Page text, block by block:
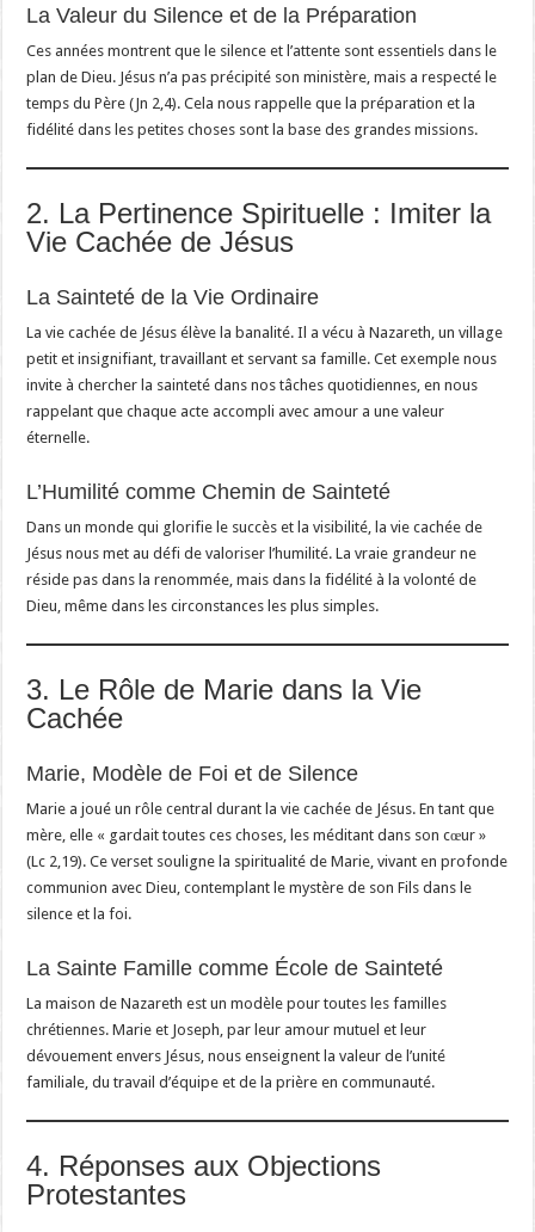
La Valeur du Silence et de la Préparation
Ces années montrent que le silence et l’attente sont essentiels dans le
plan de Dieu. Jésus n’a pas précipité son ministère, mais a respecté le
temps du Père (Jn 2,4). Cela nous rappelle que la préparation et la
fidélité dans les petites choses sont la base des grandes missions.
2. La Pertinence Spirituelle : Imiter la
Vie Cachée de Jésus
La Sainteté de la Vie Ordinaire
La vie cachée de Jésus élève la banalité. Il a vécu à Nazareth, un village
petit et insignifiant, travaillant et servant sa famille. Cet exemple nous
invite à chercher la sainteté dans nos tâches quotidiennes, en nous
rappelant que chaque acte accompli avec amour a une valeur
éternelle.
L’Humilité comme Chemin de Sainteté
Dans un monde qui glorifie le succès et la visibilité, la vie cachée de
Jésus nous met au défi de valoriser l’humilité. La vraie grandeur ne
réside pas dans la renommée, mais dans la fidélité à la volonté de
Dieu, même dans les circonstances les plus simples.
3. Le Rôle de Marie dans la Vie
Cachée
Marie, Modèle de Foi et de Silence
Marie a joué un rôle central durant la vie cachée de Jésus. En tant que
mère, elle « gardait toutes ces choses, les méditant dans son cœur »
(Lc 2,19). Ce verset souligne la spiritualité de Marie, vivant en profonde
communion avec Dieu, contemplant le mystère de son Fils dans le
silence et la foi.
La Sainte Famille comme École de Sainteté
La maison de Nazareth est un modèle pour toutes les familles
chrétiennes. Marie et Joseph, par leur amour mutuel et leur
dévouement envers Jésus, nous enseignent la valeur de l’unité
familiale, du travail d’équipe et de la prière en communauté.
4. Réponses aux Objections
Protestantes